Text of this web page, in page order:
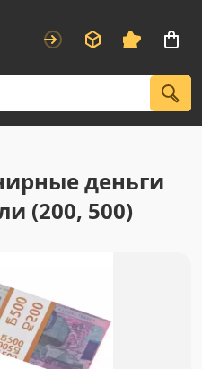
деньги
(200, 500)